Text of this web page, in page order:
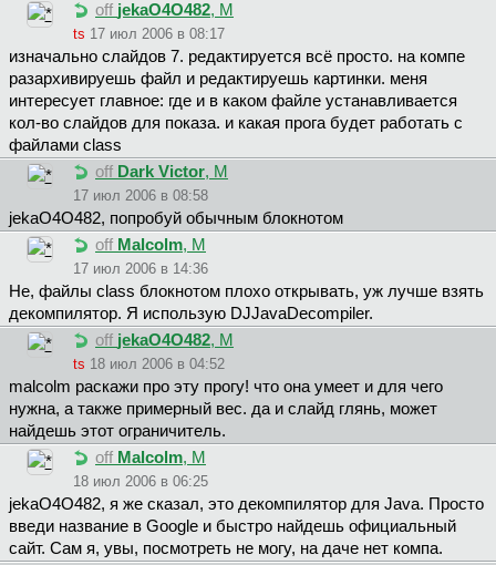
off jekaO4O482, М
ts 17 июл 2006 в 08:17
изначально слайдов 7. редактируется всё просто. на компе
разархивируешь файл и редактируешь картинки. меня
интересует главное: где и в каком файле устанавливается
кол-во слайдов для показа. и какая прога будет работать с
файлами class
off Dark Victor, М
17 июл 2006 в 08:58
jekaO4O482, попробуй обычным блокнотом
off Malcolm, М
17 июл 2006 в 14:36
Не, файлы class блокнотом плохо открывать, уж лучше взять
декомпилятор. Я использую DJJavaDecompiler.
off jekaO4O482, М
ts 18 июл 2006 в 04:52
malcolm раскажи про эту прогу! что она умеет и для чего
нужна, а также примерный вес. да и слайд глянь, может
найдешь этот ограничитель.
off Malcolm, М
18 июл 2006 в 06:25
jekaO4O482, я же сказал, это декомпилятор для Java. Просто
введи название в Google и быстро найдешь официальный
сайт. Сам я, увы, посмотреть не могу, на даче нет компа.